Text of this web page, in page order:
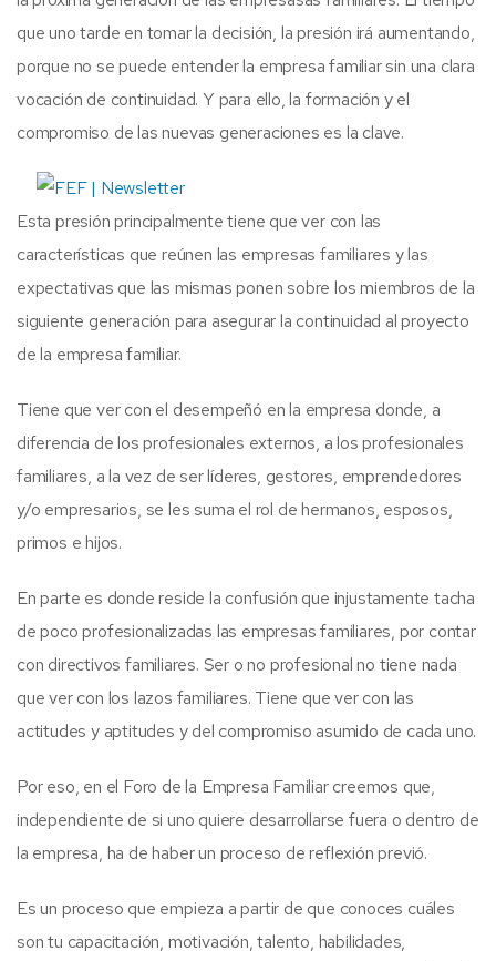
que uno tarde en tomar la decisión, la presión irá aumentando,
porque no se puede entender la empresa familiar sin una clara
vocación de continuidad. Y para ello, la formación y el
compromiso de las nuevas generaciones es la clave.
Esta presión principalmente tiene que ver con las
características que reúnen las empresas familiares y las
expectativas que las mismas ponen sobre los miembros de la
siguiente generación para asegurar la continuidad al proyecto
de la empresa familiar.
Tiene que ver con el desempeñó en la empresa donde, a
diferencia de los profesionales externos, a los profesionales
familiares, a la vez de ser líderes, gestores, emprendedores
y/o empresarios, se les suma el rol de hermanos, esposos,
primos e hijos.
En parte es donde reside la confusión que injustamente tacha
de poco profesionalizadas las empresas familiares, por contar
con directivos familiares. Ser o no profesional no tiene nada
que ver con los lazos familiares. Tiene que ver con las
actitudes y aptitudes y del compromiso asumido de cada uno.
Por eso, en el Foro de la Empresa Familiar creemos que,
independiente de si uno quiere desarrollarse fuera o dentro de
la empresa, ha de haber un proceso de reflexión previó.
Es un proceso que empieza a partir de que conoces cuáles
son tu capacitación, motivación, talento, habilidades,